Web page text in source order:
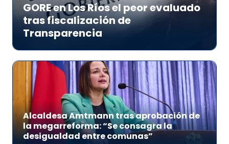
GORE en Los Ríos el peor evaluado
tras fiscalización de
Transparencia
Alcaldesa Amtmann tras aprobación de
la megarreforma: “Se consagra la
desigualdad entre comunas”